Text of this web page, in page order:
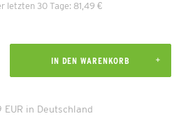
letzten 30 Tage: 81,49 €
IN DEN WARENKORB
in Deutschland